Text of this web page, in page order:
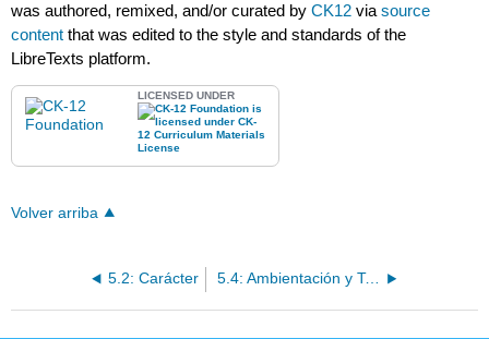
was authored, remixed, and/or curated byCK12 viasource
content that was edited to the style and standards of the
LibreTexts platform.
LICENSED UNDER
Volver arriba
5.2: Carácter 5.4: Ambientación y Tema